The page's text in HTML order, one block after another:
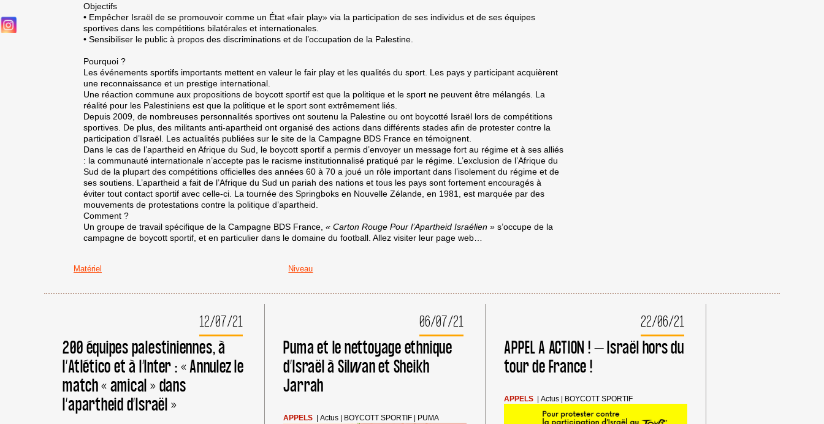
Objectifs
• Empêcher Israël de se promouvoir comme un État «fair play» via la participation de ses individus et de ses équipes
sportives dans les compétitions bilatérales et internationales.
• Sensibiliser le public à propos des discriminations et de l’occupation de la Palestine.
Pourquoi ?
Les événements sportifs importants mettent en valeur le fair play et les qualités du sport. Les pays y participant acquièrent
une reconnaissance et un prestige international.
Une réaction commune aux propositions de boycott sportif est que la politique et le sport ne peuvent être mélangés. La
réalité pour les Palestiniens est que la politique et le sport sont extrêmement liés.
Depuis 2009, de nombreuses personnalités sportives ont soutenu la Palestine ou ont boycotté Israël lors de compétitions
sportives. De plus, des militants anti-apartheid ont organisé des actions dans différents stades afin de protester contre la
participation d’Israël. Les actualités publiées sur le site de la Campagne BDS France en témoignent.
Dans le cas de l’apartheid en Afrique du Sud, le boycott sportif a permis d’envoyer un message fort au régime et à ses alliés
: la communauté internationale n’accepte pas le racisme institutionnalisé pratiqué par le régime. L’exclusion de l’Afrique du
Sud de la plupart des compétitions officielles des années 60 à 70 a joué un rôle important dans l’isolement du régime et de
ses soutiens. L’apartheid a fait de l’Afrique du Sud un pariah des nations et tous les pays sont fortement encouragés à
éviter tout contact sportif avec celle-ci. La tournée des Springboks en Nouvelle Zélande, en 1981, est marquée par des
mouvements de protestations contre la politique d’apartheid.
Comment ?
Un groupe de travail spécifique de la Campagne BDS France, « Carton Rouge Pour l’Apartheid Israélien » s’occupe de la
campagne de boycott sportif, et en particulier dans le domaine du football. Allez visiter leur page web
Matériel Niveau
12/07/21
200 équipes palestiniennes, à
l’Atlético et à l’Inter : « Annulez le
match « amical » dans
l’apartheid d’Israël »
06/07/21
Puma et le nettoyage ethnique
d’Israël à Silwan et Sheikh
Jarrah
APPELS |Actus BOYCOTT SPORTIF PUMA
22/06/21
APPEL A ACTION ! – Israël hors du
tour de France !
APPELS |Actus BOYCOTT SPORTIF